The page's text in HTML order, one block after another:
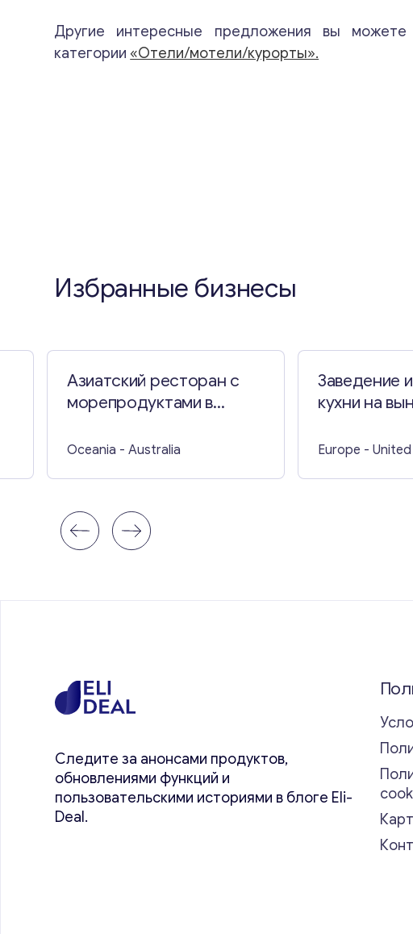
Другие интересные предложения вы можете
категории «Отели/мотели/курорты».
Избранные бизнесы
Азиатский ресторан с
морепродуктами в
Oceania - Australia
Заведение
кухни на
Europe -
Следите за анонсами продуктов,
обновлениями функций и
пользовательскими историями в блоге Eli-
Deal.